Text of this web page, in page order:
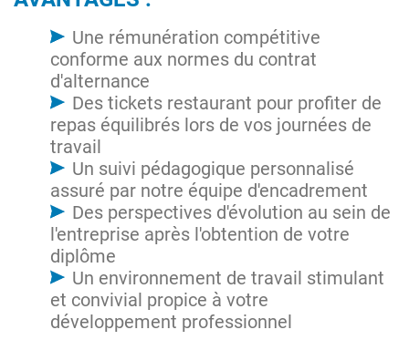
Une rémunération compétitive
conforme aux normes du contrat
d'alternance
Des tickets restaurant pour profiter de
repas équilibrés lors de vos journées de
travail
Un suivi pédagogique personnalisé
assuré par notre équipe d'encadrement
Des perspectives d'évolution au sein de
l'entreprise après l'obtention de votre
diplôme
Un environnement de travail stimulant
et convivial propice à votre
développement professionnel